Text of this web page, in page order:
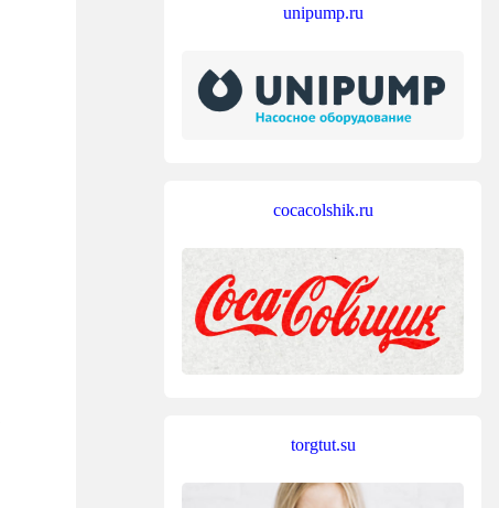
unipump.ru
cocacolshik.ru
torgtut.su